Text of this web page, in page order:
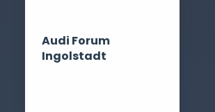
Audi Forum
Ingolstadt